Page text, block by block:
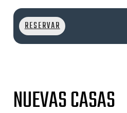
RESERVAR
NUEVAS CASAS